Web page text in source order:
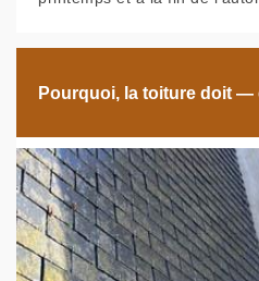
Pourquoi, la toiture doit —